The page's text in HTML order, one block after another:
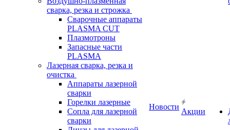
сварка, резка и строжка
Сварочные аппараты
PLASMA CUT
Плазмотроны
Запасные части
PLASMA
Лазерная сварка, резка и
очистка
Аппараты лазерной
сварки
Горелки лазерные
Сопла для лазерной
сварки
Новости
Акции